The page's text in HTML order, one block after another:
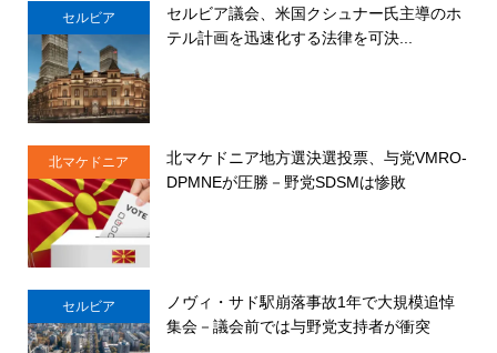
セルビア
セルビア議会、米国クシュナー氏主導のホ
テル計画を迅速化する法律を可決...
北マケドニア
北マケドニア地方選決選投票、与党VMRO-
DPMNEが圧勝－野党SDSMは惨敗
セルビア
ノヴィ・サド駅崩落事故1年で大規模追悼
集会－議会前では与野党支持者が衝突